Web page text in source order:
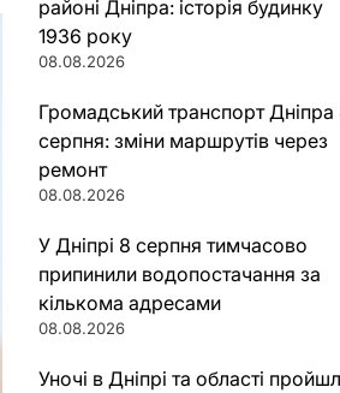
районі Дніпра: історія будинку
1936 року
08.08.2026
Громадський транспорт Дніпра
серпня: зміни маршрутів через
ремонт
08.08.2026
У Дніпрі 8 серпня тимчасово
припинили водопостачання за
кількома адресами
08.08.2026
Уночі в Дніпрі та області